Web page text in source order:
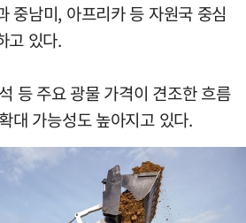
중남미, 아프리카 등 자원국 중심
고 있다.
등 주요 광물 가격이 견조한 흐름
대 가능성도 높아지고 있다.